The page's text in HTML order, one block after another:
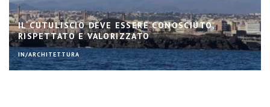
IL CUTULISCIO DEVE ESSERE CONOSCIUTO,
RISPETTATO E VALORIZZATO
IN/ARCHITETTURA